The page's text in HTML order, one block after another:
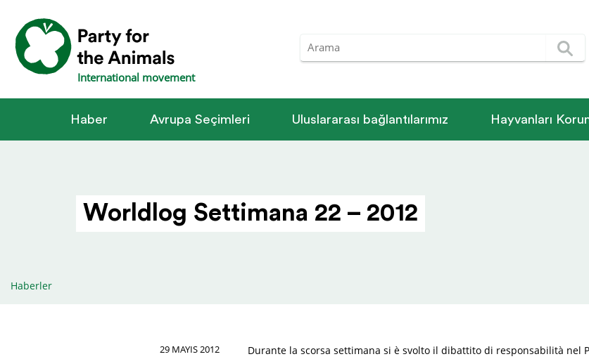
International movement
Haber Avrupa Seçimleri Ulus­la­rarası bağlantılarımız Hayvanları
Worldlog Settimana 22 – 2012
Haberler
29 MAYIS 2012
Durante la scorsa settimana si è svolto il dibattito di responsabilità nel